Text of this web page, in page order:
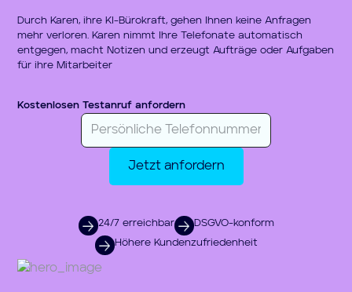
Durch Karen, ihre KI-Bürokraft, gehen Ihnen keine Anfragen
mehr verloren. Karen nimmt Ihre Telefonate automatisch
entgegen, macht Notizen und erzeugt Aufträge oder Aufgaben
für ihre Mitarbeiter
Kostenlosen Testanruf anfordern
24/7 erreichbar
DSGVO-konform
Höhere Kundenzufriedenheit